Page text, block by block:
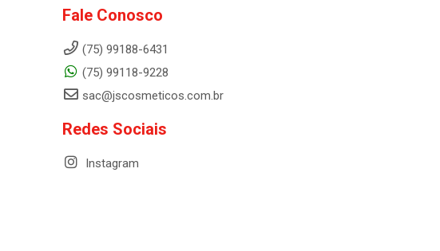
Fale Conosco
(75) 99188-6431
(75) 99118-9228
sac@jscosmeticos.com.br
Redes Sociais
Instagram